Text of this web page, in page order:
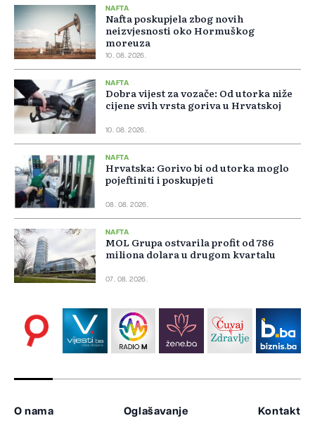
NAFTA
Nafta poskupjela zbog novih
neizvjesnosti oko Hormuškog
moreuza
10. 08. 2026.
NAFTA
Dobra vijest za vozače: Od utorka niže
cijene svih vrsta goriva u Hrvatskoj
10. 08. 2026.
NAFTA
Hrvatska: Gorivo bi od utorka moglo
pojeftiniti i poskupjeti
08. 08. 2026.
NAFTA
MOL Grupa ostvarila profit od 786
miliona dolara u drugom kvartalu
07. 08. 2026.
O nama Oglašavanje Kontakt